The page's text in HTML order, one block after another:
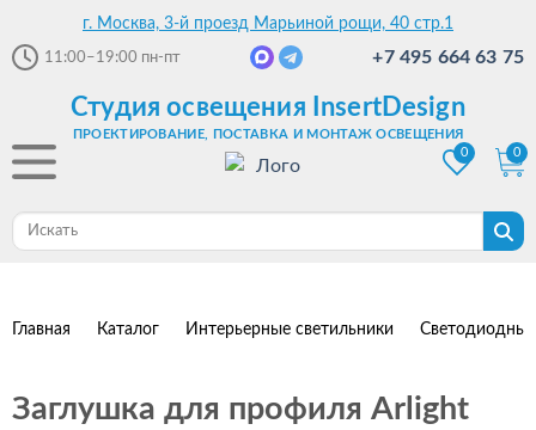
г. Москва, 3-й проезд Марьиной рощи, 40 стр.1
11:00–19:00 пн-пт +7 495 664 63 75
Студия освещения InsertDesign
ПРОЕКТИРОВАНИЕ, ПОСТАВКА И МОНТАЖ ОСВЕЩЕНИЯ
0
0
Главная Каталог Интерьерные светильники
Заглушка для профиля Arlight